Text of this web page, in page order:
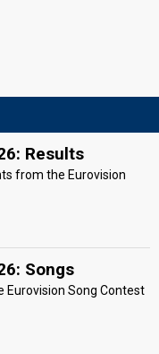
Results
from the Eurovision
Songs
Eurovision Song Contest